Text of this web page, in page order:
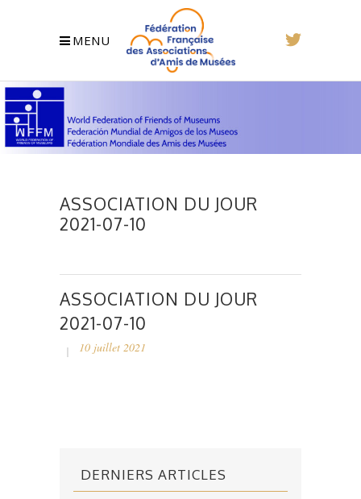
MENU
ASSOCIATION DU JOUR
2021-07-10
ASSOCIATION DU JOUR
2021-07-10
10 juillet 2021
DERNIERS ARTICLES